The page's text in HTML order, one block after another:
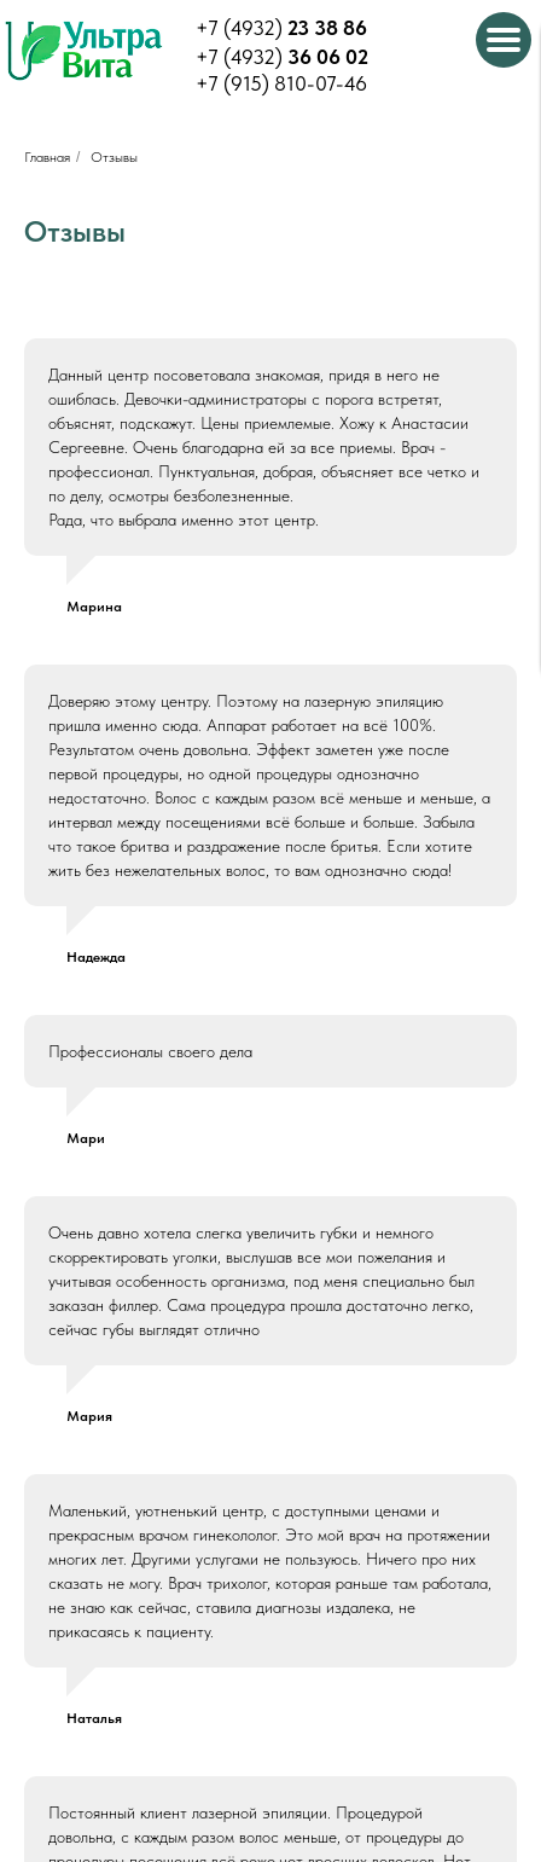
+7 (4932) 23 38 86
+7 (4932) 36 06 02
+7 (915) 810-07-46
Главная / Отзывы
Отзывы
Данный центр посоветовала знакомая, придя в него не
ошиблась. Девочки-администраторы с порога встретят,
объяснят, подскажут. Цены приемлемые. Хожу к Анастасии
Сергеевне. Очень благодарна ей за все приемы. Врач -
профессионал. Пунктуальная, добрая, объясняет все четко и
по делу, осмотры безболезненные.
Рада, что выбрала именно этот центр.
Марина
Доверяю этому центру. Поэтому на лазерную эпиляцию
пришла именно сюда. Аппарат работает на всё 100%.
Результатом очень довольна. Эффект заметен уже после
первой процедуры, но одной процедуры однозначно
недостаточно. Волос с каждым разом всё меньше и меньше, а
интервал между посещениями всё больше и больше. Забыла
что такое бритва и раздражение после бритья. Если хотите
жить без нежелательных волос, то вам однозначно сюда!
Надежда
Профессионалы своего дела
Мари
Очень давно хотела слегка увеличить губки и немного
скорректировать уголки, выслушав все мои пожелания и
учитывая особенность организма, под меня специально был
заказан филлер. Сама процедура прошла достаточно легко,
сейчас губы выглядят отлично
Мария
Маленький, уютненький центр, с доступными ценами и
прекрасным врачом гинекололог. Это мой врач на протяжении
многих лет. Другими услугами не пользуюсь. Ничего про них
сказать не могу. Врач трихолог, которая раньше там работала,
не знаю как сейчас, ставила диагнозы издалека, не
прикасаясь к пациенту.
Наталья
Постоянный клиент лазерной эпиляции. Процедурой
довольна, с каждым разом волос меньше, от процедуры до